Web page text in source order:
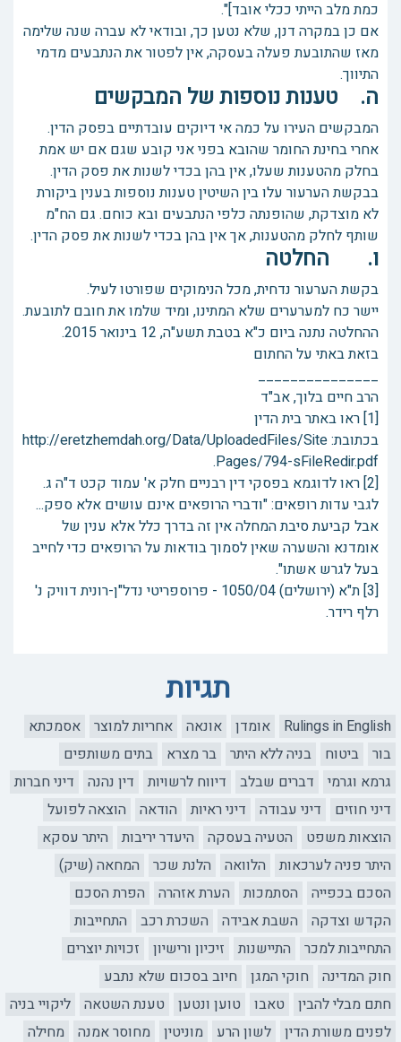
כמת מלב הייתי ככלי אובד]".
אם כן במקרה דנן, שלא נטען כך, ובודאי לא עברה שנה שלימה
מאז שהתובעת פעלה בעסקה, אין לפטור את הנתבעים מדמי
התיווך.
ה. טענות נוספות של המבקשים
המבקשים העירו על כמה אי דיוקים עובדתיים בפסק הדין.
אחרי בחינת החומר שהובא בפני אני קובע שגם אם יש אמת
בחלק מהטענות שעלו, אין בהן בכדי לשנות את פסק הדין.
בבקשת הערעור עלו בין השיטין טענות נוספות בענין ביקורת
לא מוצדקת, שהופנתה כלפי הנתבעים ובא כוחם. גם הח"מ
שותף לחלק מהטענות, אך אין בהן בכדי לשנות את פסק הדין.
ו. החלטה
בקשת הערעור נדחית, מכל הנימוקים שפורטו לעיל.
יישר כח למערערים שלא המתינו, ומיד שלמו את חובם לתובעת.
ההחלטה נתנה ביום כ"א בטבת תשע"ה, ‏12 בינואר 2015.
בזאת באתי על החתום
_______________
הרב חיים בלוך, אב"ד
[1] ראו באתר בית הדין
בכתובת: http://eretzhemdah.org/Data/UploadedFiles/Site
Pages/794-sFileRedir.pdf.
[2] ראו לדוגמא בפסקי דין רבניים חלק א' עמוד קכט ד"ה ג.
לגבי עדות רופאים: "ודברי הרופאים אינם עושים אלא ספק...
אבל קביעת סיבת המחלה אין זה בדרך כלל אלא ענין של
אומדנא והשערה שאין לסמוך בודאות על הרופאים כדי לחייב
בעל לגרש אשתו".
[3] ת"א (ירושלים) 1050/04 - פרוספריטי נדל"ן-רונית דוויק נ'
רלף רידר.
תגיות
Rulings in English אומדן אונאה אחריות למוצר
אסמכתא
בור
ביטוח בניה ללא היתר בר מצרא
בתים משותפים
גרמא וגרמי
דברים שבלב דיווח לרשויות דין נהנה
דיני חברות
דיני חוזים
דיני עבודה דיני ראיות הודאה
הוצאה לפועל
הוצאות משפט
הטעיה בעסקה היעדר יריבות
היתר עסקא
היתר פניה לערכאות
הלוואה הלנת שכר
המחאה (שיק)
הסכם בכפייה
הסתמכות הערת אזהרה
הפרת הסכם
הקדש וצדקה
השבת אבידה השכרת רכב
התחייבות
התחייבות למכר
התיישנות זיכיון ורישיון
זכויות יוצרים
חוק המדינה
חוקי המגן
חיוב בסכום שלא נתבע
חתם מבלי להבין
טאבו טוען ונטען טענת השטאה
ליקויי בניה
לפנים משורת הדין
לשון הרע מוניטין מחוסר אמנה
מחילה